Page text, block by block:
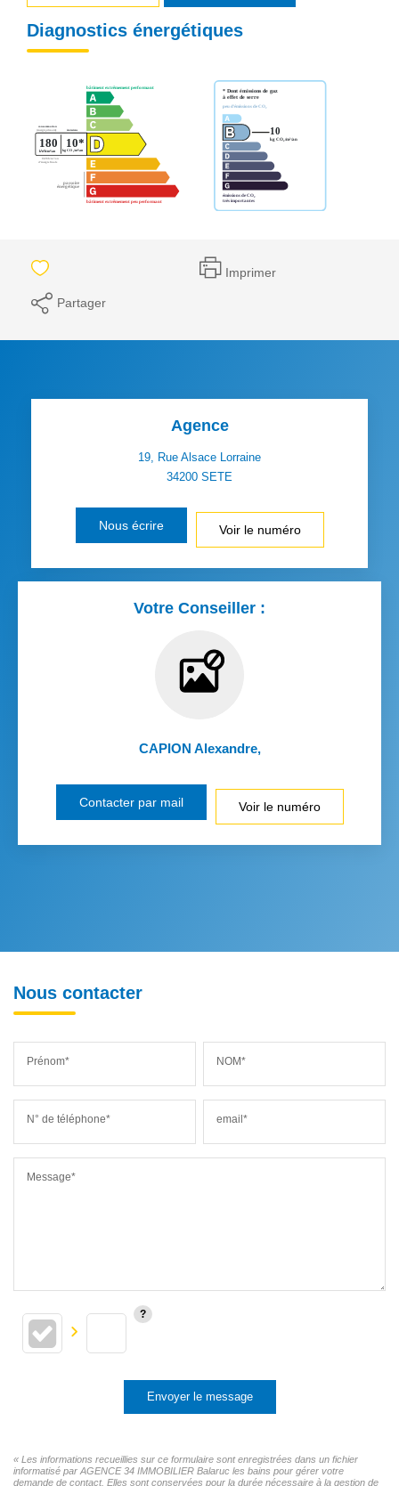
Diagnostics énergétiques
Imprimer
Partager
Agence
19, Rue Alsace Lorraine
34200 SETE
Nous écrire Voir le numéro
Votre Conseiller :
CAPION Alexandre,
Contacter par mail Voir le numéro
Nous contacter
Prénom* NOM*
N° de téléphone* email*
Message*
Envoyer le message
« Les informations recueillies sur ce formulaire sont enregistrées dans un fichier
informatisé par AGENCE 34 IMMOBILIER Balaruc les bains pour gérer votre
demande de contact. Elles sont conservées pour la durée nécessaire à la gestion de